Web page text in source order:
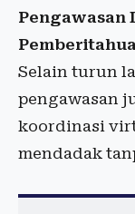
Pengawasan
Selain turun
pengawasan
koordinasi
mendadak